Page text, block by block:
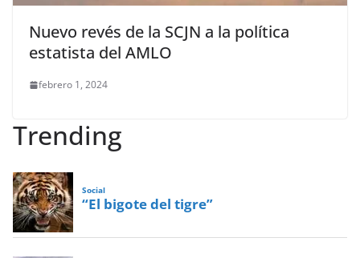
Nuevo revés de la SCJN a la política
estatista del AMLO
febrero 1, 2024
Trending
Social
“El bigote del tigre”